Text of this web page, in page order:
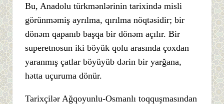
Bu, Anadolu türkmənlərinin tarixində misli
görünməmiş ayrılma, qırılma nöqtəsidir; bir
dönəm qapanıb başqa bir dönəm açılır. Bir
superetnosun iki böyük qolu arasında çoxdan
yaranmış çatlar böyüyüb dərin bir yarğana,
hətta uçuruma dönür.
Tarixçilər Ağqoyunlu-Osmanlı toqquşmasından